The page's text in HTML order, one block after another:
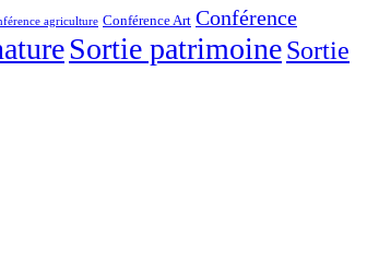
agriculture Conférence Art Conférence
Sortie patrimoineSortie